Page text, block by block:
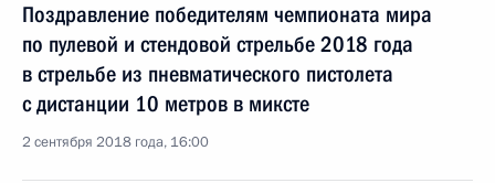
Поздравление победителям чемпионата мира
по пулевой и стендовой стрельбе 2018 года
в стрельбе из пневматического пистолета
с дистанции 10 метров в миксте
2 сентября 2018 года, 16:00